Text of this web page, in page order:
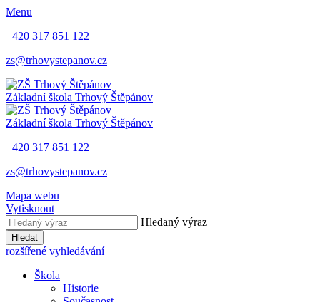
Menu
+420 317 851 122
zs@trhovystepanov.cz
Základní škola Trhový Štěpánov
Základní škola Trhový Štěpánov
+420 317 851 122
zs@trhovystepanov.cz
Mapa webu
Vytisknout
Hledaný výraz
Hledat
rozšířené vyhledávání
Škola
Historie